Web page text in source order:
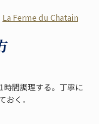
La Ferme du Chatain
時間調理する。丁寧に
おく。